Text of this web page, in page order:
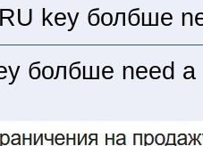
key болбше
болбше need a